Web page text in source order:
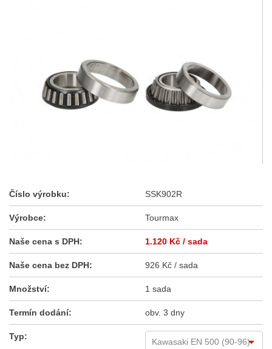
Číslo výrobku: SSK902R
Výrobce: Tourmax
Naše cena s DPH: 1.120 Kč / sada
Naše cena bez DPH: 926 Kč / sada
Množství: 1 sada
Termín dodání: obv. 3 dny
Typ: